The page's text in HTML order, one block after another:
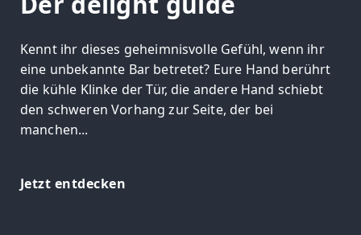
Kennt ihr dieses geheimnisvolle Gefühl, wenn ihr
eine unbekannte Bar betretet? Eure Hand berührt
die kühle Klinke der Tür, die andere Hand schiebt
den schweren Vorhang zur Seite, der bei
manchen...
Jetzt entdecken